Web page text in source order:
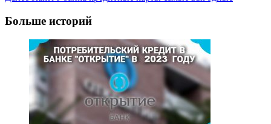
Navigation
Больше историй